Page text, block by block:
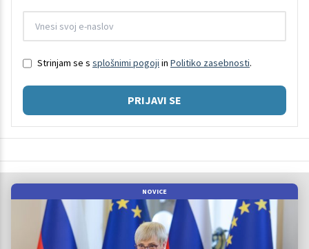
Strinjam se s splošnimi pogoji in Politiko zasebnosti.
PRIJAVI SE
NOVICE